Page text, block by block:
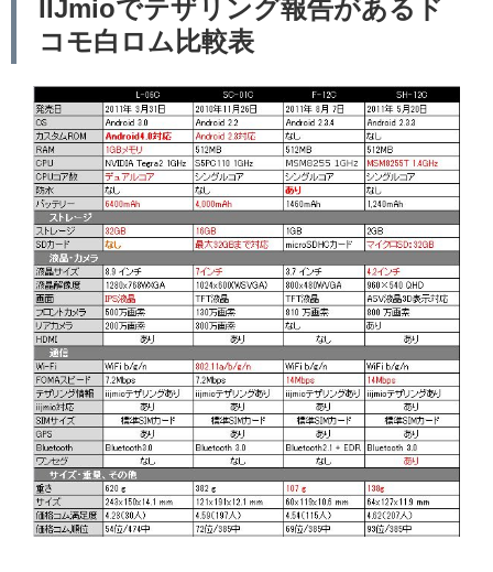
IIJmioでテザリング報告があるド
コモ白ロム比較表